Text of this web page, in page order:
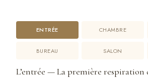
ENTRÉE CHAMBRE
BUREAU SALON
L’entrée — La première respiration